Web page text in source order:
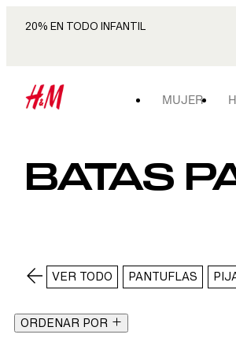
20% EN TODO INFANTIL
MUJER
BATAS
VER TODO PANTUFLAS
ORDENAR POR